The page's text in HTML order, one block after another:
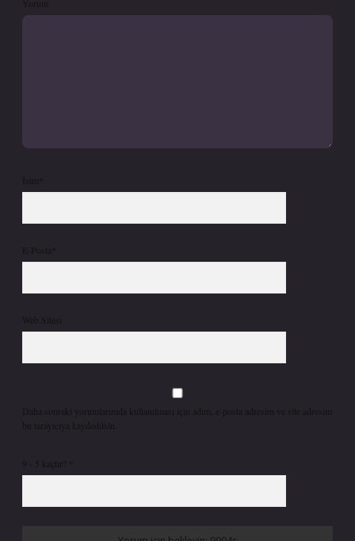
Yorum
İsim*
E-Posta*
Web Sitesi
Daha sonraki yorumlarımda kullanılması için adım, e-posta adresim ve site adresim
bu tarayıcıya kaydedilsin.
9 - 5 kaçtır?